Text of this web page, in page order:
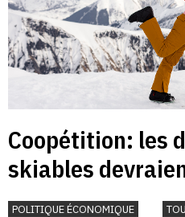
Coopétition: les
skiables
davantage
POLITIQUE ÉCONOMIQUE